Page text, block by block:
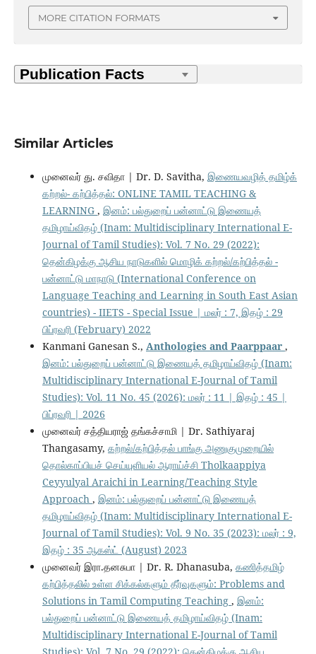
MORE CITATION FORMATS
Similar Articles
முனைவர் து. சவிதா | Dr. D. Savitha, இணையவழித் தமிழ்க்
கற்றல்- கற்பித்தல்: ONLINE TAMIL TEACHING &
LEARNING , இனம்: பல்துறைப் பன்னாட்டு இணையத்
தமிழாய்விதழ் (Inam: Multidisciplinary International E-
Journal of Tamil Studies): Vol. 7 No. 29 (2022):
தென்கிழக்கு ஆசிய நாடுகளில் மொழிக் கற்றல்/கற்பித்தல் -
பன்னாட்டு மாநாடு (International Conference on
Language Teaching and Learning in South East Asian
countries) - IIETS - Special Issue | மலர் : 7, இதழ் : 29
பிப்ரவரி (February) 2022
Kanmani Ganesan S., Anthologies and Paarppaar ,
இனம்: பல்துறைப் பன்னாட்டு இணையத் தமிழாய்விதழ் (Inam:
Multidisciplinary International E-Journal of Tamil
Studies): Vol. 11 No. 45 (2026): மலர் : 11 | இதழ் : 45 |
பிப்ரவரி | 2026
முனைவர் சத்தியராஜ் தங்கச்சாமி | Dr. Sathiyaraj
Thangasamy, கற்றல்/கற்பித்தல் பாங்கு அணுகுமுறையில்
தொல்காப்பியச் செய்யுளியல் ஆராய்ச்சி Tholkaappiya
Ceyyulyal Araichi in Learning/Teaching Style
Approach , இனம்: பல்துறைப் பன்னாட்டு இணையத்
தமிழாய்விதழ் (Inam: Multidisciplinary International E-
Journal of Tamil Studies): Vol. 9 No. 35 (2023): மலர் : 9,
இதழ் : 35 ஆகஸ்ட் (August) 2023
முனைவர் இரா.தனசுபா | Dr. R. Dhanasuba, கணித்தமிழ்
கற்பித்தலில் உள்ள சிக்கல்களும் தீர்வுகளும்: Problems and
Solutions in Tamil Computing Teaching , இனம்:
பல்துறைப் பன்னாட்டு இணையத் தமிழாய்விதழ் (Inam:
Multidisciplinary International E-Journal of Tamil